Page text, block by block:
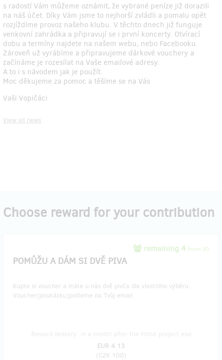
s radostí Vám můžeme oznámit, že vybrané peníze již dorazili
na náš účet. Díky Vám jsme to nejhorší zvládli a pomalu opět
rozjíždíme provoz našeho klubu. V těchto dnech již funguje
venkovní zahrádka a připravují se i první koncerty. Otvírací
dobu a termíny najdete na našem webu, nebo Facebooku.
Zároveň už vyrábíme a připravujeme dárkové vouchery a
začínáme je rozesílat na Vaše emailové adresy.
A to i s návodem jak je použít.
Moc děkujeme za pomoc a těšíme se na Vás
Vaši Vopičáci
View all news
Choose reward for your contribution
remaining 4 from 30
POMŮŽU A DÁM SI DVĚ PIVA
Kupte si voucher a máte u nás dvě pivča dle vlastního výběru.
Voucher(poukázku)pošleme na Tvůj email.
EUR 4.13
(CZK 100)